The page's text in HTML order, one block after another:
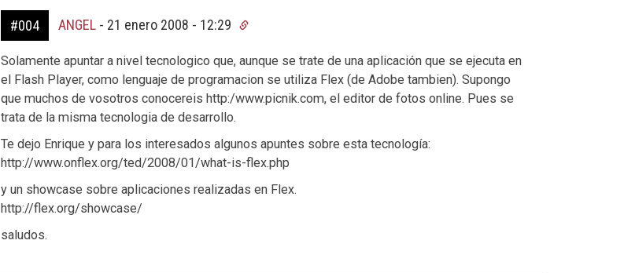
#004 ANGEL- 21 enero 2008 - 12:29
Solamente apuntar a nivel tecnologico que, aunque se trate de una aplicación que se ejecuta en
el Flash Player, como lenguaje de programacion se utiliza Flex (de Adobe tambien). Supongo
que muchos de vosotros conocereis http:/www.picnik.com, el editor de fotos online. Pues se
trata de la misma tecnologia de desarrollo.
Te dejo Enrique y para los interesados algunos apuntes sobre esta tecnología:
http://www.onflex.org/ted/2008/01/what-is-flex.php
y un showcase sobre aplicaciones realizadas en Flex.
http://flex.org/showcase/
saludos.